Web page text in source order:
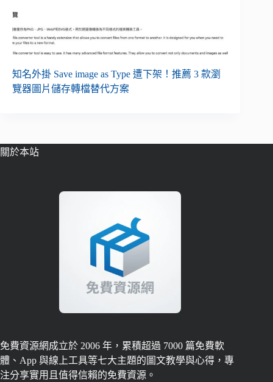
知名外掛 Save image as Type 遭下架！推薦 3 款瀏
覽器圖片儲存轉檔替代方案
關於本站
免費資源網成立於 2006 年，累積超過 7000 篇免費軟
體、App 與線上工具等七大主題的圖文教學與心得，專
注分享實用且值得信賴的免費資源。